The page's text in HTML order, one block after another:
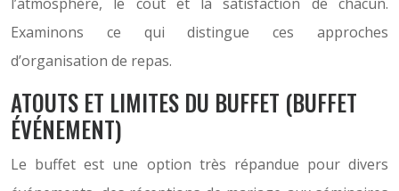
Examinons ce qui distingue ces approches
d’organisation de repas.
ATOUTS ET LIMITES DU BUFFET (BUFFET
ÉVÉNEMENT)
Le buffet est une option très répandue pour divers